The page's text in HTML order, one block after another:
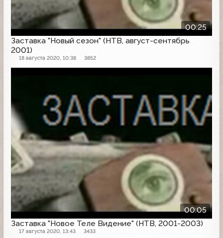
00:25
Заставка "Новый сезон" (НТВ, август-сентябрь
2001)
18 августа 2020, 10:38 3852
00:05
Заставка "Новое Теле Видение" (НТВ, 2001-2003)
17 августа 2020, 13:43 3433